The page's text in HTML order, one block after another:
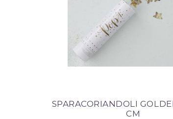
SPARACORIANDOLI
CM